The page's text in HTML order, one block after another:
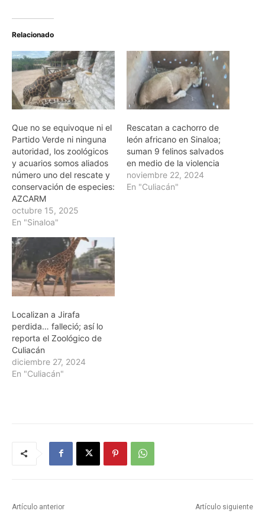
Relacionado
Que no se equivoque ni el
Partido Verde ni ninguna
autoridad, los zoológicos
y acuarios somos aliados
número uno del rescate y
conservación de especies:
AZCARM
octubre 15, 2025
En "Sinaloa"
Rescatan a cachorro de
león africano en Sinaloa;
suman 9 felinos salvados
en medio de la violencia
noviembre 22, 2024
En "Culiacán"
Localizan a Jirafa
perdida… falleció; así lo
reporta el Zoológico de
Culiacán
diciembre 27, 2024
En "Culiacán"
Artículo anterior Artículo siguiente